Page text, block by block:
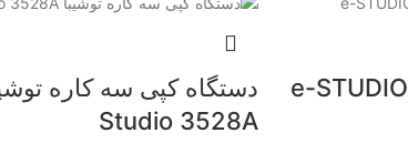
دستگاه کپی توشیبا e-STUDIO
Studio 3528A